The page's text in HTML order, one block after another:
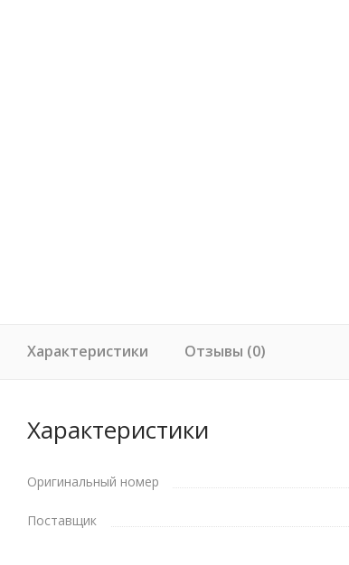
Характеристики Отзывы (0)
Характеристики
Оригинальный номер
Поставщик